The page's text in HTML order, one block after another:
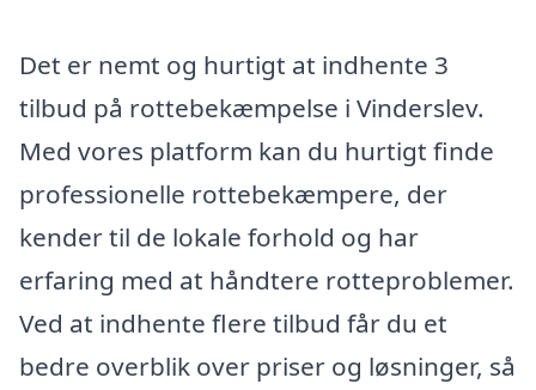
Det er nemt og hurtigt at indhente 3
tilbud på rottebekæmpelse i Vinderslev.
Med vores platform kan du hurtigt finde
professionelle rottebekæmpere, der
kender til de lokale forhold og har
erfaring med at håndtere rotteproblemer.
Ved at indhente flere tilbud får du et
bedre overblik over priser og løsninger, så